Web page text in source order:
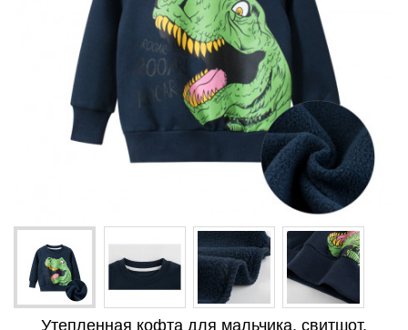
Утепленная кофта для мальчика, свитшот,